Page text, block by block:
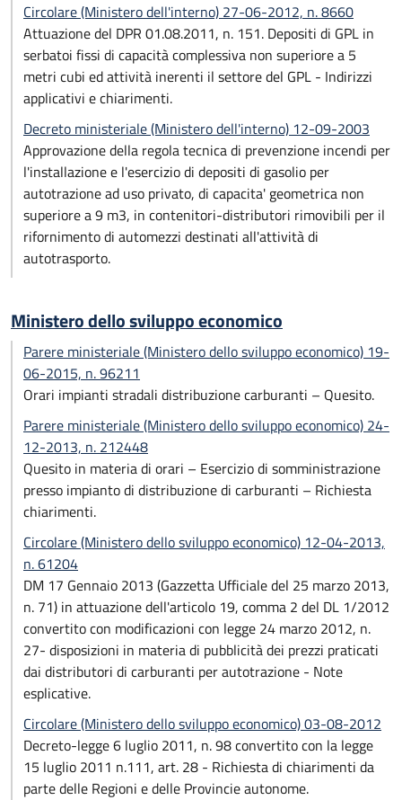
Circolare (Ministero dell'interno) 27-06-2012, n. 8660
Attuazione del DPR 01.08.2011, n. 151. Depositi di GPL in
serbatoi fissi di capacità complessiva non superiore a 5
metri cubi ed attività inerenti il settore del GPL - Indirizzi
applicativi e chiarimenti.
Decreto ministeriale (Ministero dell'interno) 12-09-2003
Approvazione della regola tecnica di prevenzione incendi per
l'installazione e l'esercizio di depositi di gasolio per
autotrazione ad uso privato, di capacita' geometrica non
superiore a 9 m3, in contenitori-distributori rimovibili per il
rifornimento di automezzi destinati all'attività di
autotrasporto.
Ministero dello sviluppo economico
Parere ministeriale (Ministero dello sviluppo economico) 19-
06-2015, n. 96211
Orari impianti stradali distribuzione carburanti – Quesito.
Parere ministeriale (Ministero dello sviluppo economico) 24-
12-2013, n. 212448
Quesito in materia di orari – Esercizio di somministrazione
presso impianto di distribuzione di carburanti – Richiesta
chiarimenti.
Circolare (Ministero dello sviluppo economico) 12-04-2013,
n. 61204
DM 17 Gennaio 2013 (Gazzetta Ufficiale del 25 marzo 2013,
n. 71) in attuazione dell'articolo 19, comma 2 del DL 1/2012
convertito con modificazioni con legge 24 marzo 2012, n.
27- disposizioni in materia di pubblicità dei prezzi praticati
dai distributori di carburanti per autotrazione - Note
esplicative.
Circolare (Ministero dello sviluppo economico) 03-08-2012
Decreto-legge 6 luglio 2011, n. 98 convertito con la legge
15 luglio 2011 n.111, art. 28 - Richiesta di chiarimenti da
parte delle Regioni e delle Provincie autonome.